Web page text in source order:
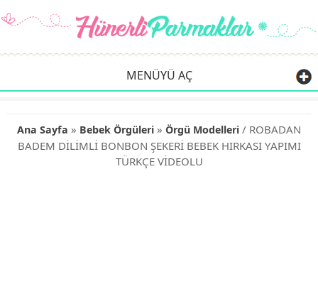
MENÜYÜ AÇ
Ana Sayfa » Bebek Örgüleri » Örgü Modelleri / ROBADAN
BADEM DİLİMLİ BONBON ŞEKERİ BEBEK HIRKASI YAPIMI
TÜRKÇE VİDEOLU